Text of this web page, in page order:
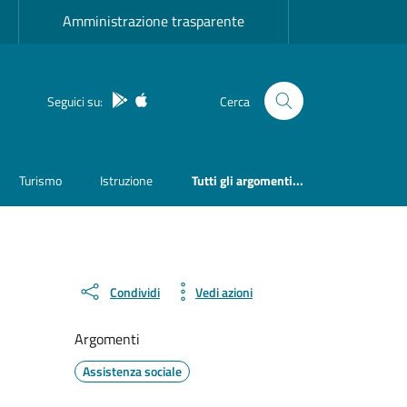
Amministrazione trasparente
Seguici su: App Android
App IOS Cerca
Turismo Istruzione Tutti gli argomenti...
Condividi Vedi azioni
Argomenti
Assistenza sociale